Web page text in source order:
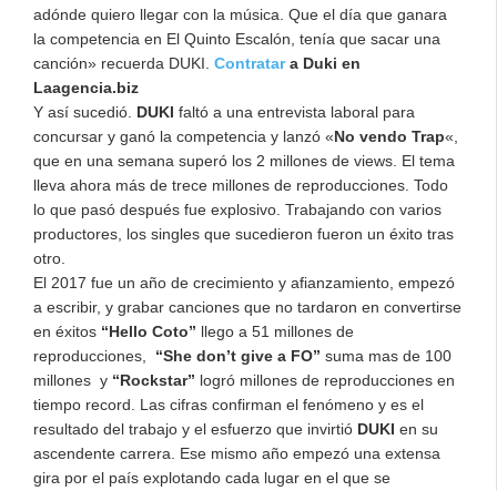
adónde quiero llegar con la música. Que el día que ganara
la competencia en El Quinto Escalón, tenía que sacar una
canción» recuerda DUKI. Contratara Duki en
Laagencia.biz
Y así sucedió. DUKI faltó a una entrevista laboral para
concursar y ganó la competencia y lanzó «No vendo Trap«,
que en una semana superó los 2 millones de views. El tema
lleva ahora más de trece millones de reproducciones. Todo
lo que pasó después fue explosivo. Trabajando con varios
productores, los singles que sucedieron fueron un éxito tras
otro.
El 2017 fue un año de crecimiento y afianzamiento, empezó
a escribir, y grabar canciones que no tardaron en convertirse
en éxitos “Hello Coto” llego a 51 millones de
reproducciones, “She don’t give a FO” suma mas de 100
millones y “Rockstar” logró millones de reproducciones en
tiempo record. Las cifras confirman el fenómeno y es el
resultado del trabajo y el esfuerzo que invirtió DUKI en su
ascendente carrera. Ese mismo año empezó una extensa
gira por el país explotando cada lugar en el que se